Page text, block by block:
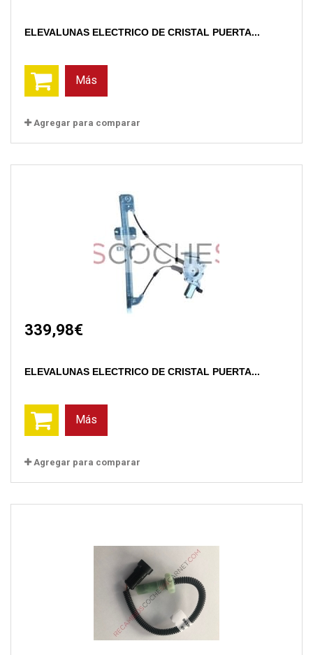
ELEVALUNAS ELECTRICO DE CRISTAL PUERTA...
Más
Agregar para comparar
339,98€
ELEVALUNAS ELECTRICO DE CRISTAL PUERTA...
Más
Agregar para comparar